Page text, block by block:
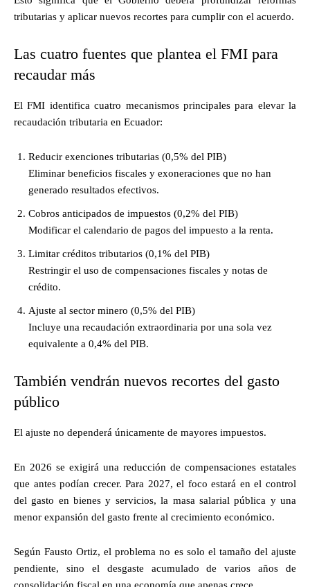
tributarias y aplicar nuevos recortes para cumplir con el acuerdo.
Las cuatro fuentes que plantea el FMI para
recaudar más
El FMI identifica cuatro mecanismos principales para elevar la
recaudación tributaria en Ecuador:
Reducir exenciones tributarias (0,5% del PIB)
Eliminar beneficios fiscales y exoneraciones que no han
generado resultados efectivos.
Cobros anticipados de impuestos (0,2% del PIB)
Modificar el calendario de pagos del impuesto a la renta.
Limitar créditos tributarios (0,1% del PIB)
Restringir el uso de compensaciones fiscales y notas de
crédito.
Ajuste al sector minero (0,5% del PIB)
Incluye una recaudación extraordinaria por una sola vez
equivalente a 0,4% del PIB.
También vendrán nuevos recortes del gasto
público
El ajuste no dependerá únicamente de mayores impuestos.
En 2026 se exigirá una reducción de compensaciones estatales
que antes podían crecer. Para 2027, el foco estará en el control
del gasto en bienes y servicios, la masa salarial pública y una
menor expansión del gasto frente al crecimiento económico.
Según Fausto Ortiz, el problema no es solo el tamaño del ajuste
pendiente, sino el desgaste acumulado de varios años de
consolidación fiscal en una economía que apenas crece.